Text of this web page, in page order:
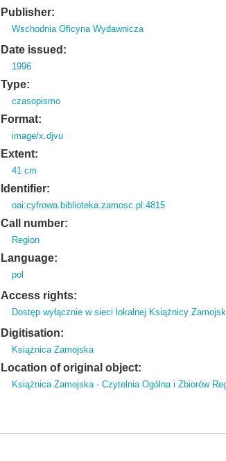
Publisher:
Wschodnia Oficyna Wydawnicza
Date issued:
1996
Type:
czasopismo
Format:
image/x.djvu
Extent:
41 cm
Identifier:
oai:cyfrowa.biblioteka.zamosc.pl:4815
Call number:
Region
Language:
pol
Access rights:
Dostęp wyłącznie w sieci lokalnej Książnicy
Digitisation:
Książnica Zamojska
Location of original object:
Książnica Zamojska - Czytelnia Ogólna i Zbiorów